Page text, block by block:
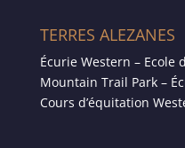
TERRES ALEZANES
Écurie Western – Ecole
Mountain Trail Park –
Cours d’équitation